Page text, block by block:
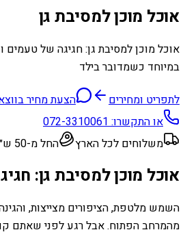
אוכל מוכן למסיבת גן
אוכל מוכן למסיבת גן: חגיגה של
במיוחד כשמדובר בילד
לתפריט ומחירים
הצעת מחיר
או התקשרו:072-3310061
משלוחים לכל הארץ
החל מ-50 ש״ח למנה
אוכל מוכן למסיבת גן:
השמש מלטפת, הציפורים מצייצות,
מהמרחב הפתוח. אבל רגע לפני שאתם